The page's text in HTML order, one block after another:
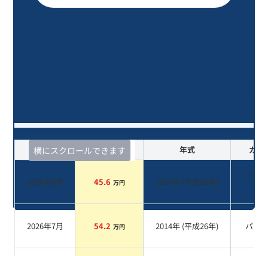
横にスクロールできます
査定時期 セルカ実績 年式 カラ
2026年8月 45.6 万円 2014年 (平成26年)
ブラ
2026年7月 54.2 万円 2014年 (平成26年) パール